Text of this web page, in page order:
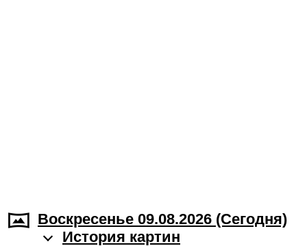
Воскресенье 09.08.2026 (Cегодня)
История картин